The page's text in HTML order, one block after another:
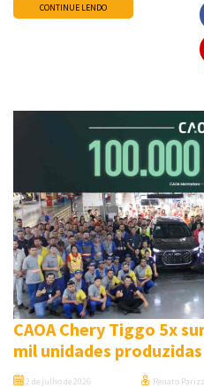
CONTINUE LENDO
CAOA Chery Tiggo 5x
mil unidades
2 de julho de 2026 Renato